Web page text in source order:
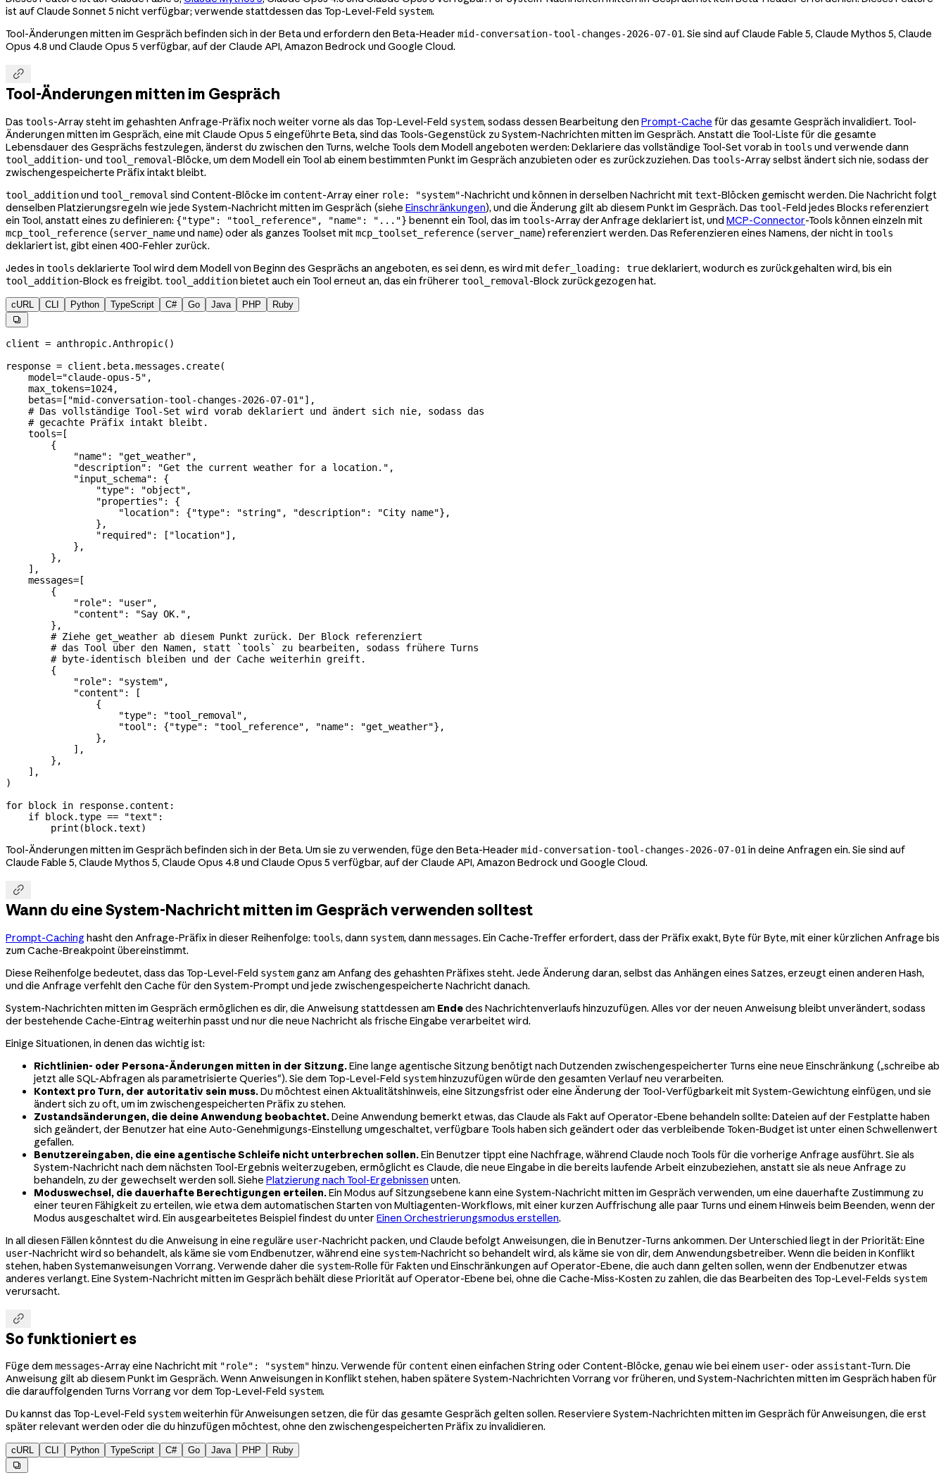
ist auf Claude Sonnet 5 nicht verfügbar; verwende stattdessen das Top-Level-Feld system.
Tool-Änderungen mitten im Gespräch befinden sich in der Beta und erfordern den Beta-Header mid-conversation-tool-changes-2026-07-01. Sie sind auf Claude Fable 5, Claude Mythos 5, Claude
Opus 4.8 und Claude Opus 5 verfügbar, auf der Claude API, Amazon Bedrock und Google Cloud.

Tool-Änderungen mitten im Gespräch
Das tools-Array steht im gehashten Anfrage-Präfix noch weiter vorne als das Top-Level-Feld system, sodass dessen Bearbeitung den Prompt-Cache für das gesamte Gespräch invalidiert. Tool-
Änderungen mitten im Gespräch, eine mit Claude Opus 5 eingeführte Beta, sind das Tools-Gegenstück zu System-Nachrichten mitten im Gespräch. Anstatt die Tool-Liste für die gesamte
Lebensdauer des Gesprächs festzulegen, änderst du zwischen den Turns, welche Tools dem Modell angeboten werden: Deklariere das vollständige Tool-Set vorab in tools und verwende dann
tool_addition- und tool_removal -Blöcke, um dem Modell ein Tool ab einem bestimmten Punkt im Gespräch anzubieten oder es zurückzuziehen. Das tools-Array selbst ändert sich nie, sodass der
zwischengespeicherte Präfix intakt bleibt.
tool_additionund tool_removal sind Content-Blöcke im content-Array einer role: "system"-Nachricht und können in derselben Nachricht mittext-Blöcken gemischt werden. Die Nachricht folgt
denselben Platzierungsregeln wie jede System-Nachricht mitten im Gespräch (siehe Einschränkungen), und die Änderung gilt ab diesem Punkt im Gespräch. Das tool -Feld jedes Blocks referenziert
ein Tool, anstatt eines zu definieren: {"type": "tool_reference", "name": "..."} benennt ein Tool, das im tools-Array der Anfrage deklariert ist, und MCP-Connector-Tools können einzeln mit
mcp_tool_reference (server_nameund name) oder als ganzes Toolset mitmcp_toolset_reference (server_name) referenziert werden. Das Referenzieren eines Namens, der nicht in tools
deklariert ist, gibt einen 400-Fehler zurück.
Jedes in tools deklarierte Tool wird dem Modell von Beginn des Gesprächs an angeboten, es sei denn, es wird mitdefer_loading: truedeklariert, wodurch es zurückgehalten wird, bis ein
tool_addition-Block es freigibt. tool_additionbietet auch ein Tool erneut an, das ein früherer tool_removal -Block zurückgezogen hat.
cURL CLI Python TypeScript C# Go Java PHP Ruby

client = anthropic.Anthropic()
response = client.beta.messages.create(
    model
="claude-opus-5" ,
    max_tokens
=1024,
    betas
= [ "mid-conversation-tool-changes-2026-07-01"],
    # Das vollständige Tool-Set wird vorab deklariert und ändert sich nie, sodass das
    # gecachte Präfix intakt bleibt.
    tools
= [
        {
            "name"
: "get_weather" ,
            "description"
: "Get the current weather for a location." ,
            "input_schema"
: {
                "type"
: "object" ,
                "properties"
: {
                    "location"
: {"type" : "string" , "description" : "City name"},
                },
                "required"
: [ "location"],
            },
        },
    ],
    messages
= [
        {
            "role"
: "user" ,
            "content"
: "Say OK." ,
        },
        # Ziehe get_weather ab diesem Punkt zurück. Der Block referenziert
        # das Tool über den Namen, statt `tools` zu bearbeiten, sodass frühere Turns
        # byte-identisch bleiben und der Cache weiterhin greift.
        {
            "role"
: "system" ,
            "content"
: [
                {
                    "type"
: "tool_removal" ,
                    "tool"
: {"type" : "tool_reference" , "name" : "get_weather"},
                },
            ],
        },
    ],
)
for block in response.content:
    if
block.type == "text" :
        print
(block.text)
Tool-Änderungen mitten im Gespräch befinden sich in der Beta. Um sie zu verwenden, füge den Beta-Header mid-conversation-tool-changes-2026-07-01 in deine Anfragen ein. Sie sind auf
Claude Fable 5, Claude Mythos 5, Claude Opus 4.8 und Claude Opus 5 verfügbar, auf der Claude API, Amazon Bedrock und Google Cloud.

Wann du eine System-Nachricht mitten im Gespräch verwenden solltest
Prompt-Caching hasht den Anfrage-Präfix in dieser Reihenfolge: tools, dann system, dann messages. Ein Cache-Treffer erfordert, dass der Präfix exakt, Byte für Byte, mit einer kürzlichen Anfrage bis
zum Cache-Breakpoint übereinstimmt.
Diese Reihenfolge bedeutet, dass das Top-Level-Feld system ganz am Anfang des gehashten Präfixes steht. Jede Änderung daran, selbst das Anhängen eines Satzes, erzeugt einen anderen Hash,
und die Anfrage verfehlt den Cache für den System-Prompt und jede zwischengespeicherte Nachricht danach.
System-Nachrichten mitten im Gespräch ermöglichen es dir, die Anweisung stattdessen am Endedes Nachrichtenverlaufs hinzuzufügen. Alles vor der neuen Anweisung bleibt unverändert, sodass
der bestehende Cache-Eintrag weiterhin passt und nur die neue Nachricht als frische Eingabe verarbeitet wird.
Einige Situationen, in denen das wichtig ist:
Richtlinien- oder Persona-Änderungen mitten in der Sitzung.Eine lange agentische Sitzung benötigt nach Dutzenden zwischengespeicherter Turns eine neue Einschränkung („schreibe ab
jetzt alle SQL-Abfragen als parametrisierte Queries"). Sie dem Top-Level-Feld systemhinzuzufügen würde den gesamten Verlauf neu verarbeiten.
Kontext pro Turn, der autoritativ sein muss.Du möchtest einen Aktualitätshinweis, eine Sitzungsfrist oder eine Änderung der Tool-Verfügbarkeit mit System-Gewichtung einfügen, und sie
ändert sich zu oft, um im zwischengespeicherten Präfix zu stehen.
Zustandsänderungen, die deine Anwendung beobachtet.Deine Anwendung bemerkt etwas, das Claude als Fakt auf Operator-Ebene behandeln sollte: Dateien auf der Festplatte haben
sich geändert, der Benutzer hat eine Auto-Genehmigungs-Einstellung umgeschaltet, verfügbare Tools haben sich geändert oder das verbleibende Token-Budget ist unter einen Schwellenwert
gefallen.
Benutzereingaben, die eine agentische Schleife nicht unterbrechen sollen.Ein Benutzer tippt eine Nachfrage, während Claude noch Tools für die vorherige Anfrage ausführt. Sie als
System-Nachricht nach dem nächsten Tool-Ergebnis weiterzugeben, ermöglicht es Claude, die neue Eingabe in die bereits laufende Arbeit einzubeziehen, anstatt sie als neue Anfrage zu
behandeln, zu der gewechselt werden soll. Siehe Platzierung nach Tool-Ergebnissen unten.
Moduswechsel, die dauerhafte Berechtigungen erteilen.Ein Modus auf Sitzungsebene kann eine System-Nachricht mitten im Gespräch verwenden, um eine dauerhafte Zustimmung zu
einer teuren Fähigkeit zu erteilen, wie etwa dem automatischen Starten von Multiagenten-Workflows, mit einer kurzen Auffrischung alle paar Turns und einem Hinweis beim Beenden, wenn der
Modus ausgeschaltet wird. Ein ausgearbeitetes Beispiel findest du unter Einen Orchestrierungsmodus erstellen.
In all diesen Fällen könntest du die Anweisung in eine reguläre user-Nachricht packen, und Claude befolgt Anweisungen, die in Benutzer-Turns ankommen. Der Unterschied liegt in der Priorität: Eine
user-Nachricht wird so behandelt, als käme sie vom Endbenutzer, während eine system-Nachricht so behandelt wird, als käme sie von dir, dem Anwendungsbetreiber. Wenn die beiden in Konflikt
stehen, haben Systemanweisungen Vorrang. Verwende daher die system-Rolle für Fakten und Einschränkungen auf Operator-Ebene, die auch dann gelten sollen, wenn der Endbenutzer etwas
anderes verlangt. Eine System-Nachricht mitten im Gespräch behält diese Priorität auf Operator-Ebene bei, ohne die Cache-Miss-Kosten zu zahlen, die das Bearbeiten des Top-Level-Felds system
verursacht.

So funktioniert es
Füge dem messages-Array eine Nachricht mit "role": "system" hinzu. Verwende für content einen einfachen String oder Content-Blöcke, genau wie bei einem user- oder assistant-Turn. Die
Anweisung gilt ab diesem Punkt im Gespräch. Wenn Anweisungen in Konflikt stehen, haben spätere System-Nachrichten Vorrang vor früheren, und System-Nachrichten mitten im Gespräch haben für
die darauffolgenden Turns Vorrang vor dem Top-Level-Feld system.
Du kannst das Top-Level-Feld systemweiterhin für Anweisungen setzen, die für das gesamte Gespräch gelten sollen. Reserviere System-Nachrichten mitten im Gespräch für Anweisungen, die erst
später relevant werden oder die du hinzufügen möchtest, ohne den zwischengespeicherten Präfix zu invalidieren.
cURL CLI Python TypeScript C# Go Java PHP Ruby
